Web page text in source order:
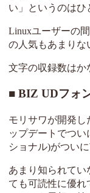
い」というのはひ
Linuxユーザーの
の人気もあまりな
文字の収録数はか
BIZ UDフォ
モリサワが開発し
ップデートでつ
ショナル)がついに
あまり知られて
ても可読性に優れ